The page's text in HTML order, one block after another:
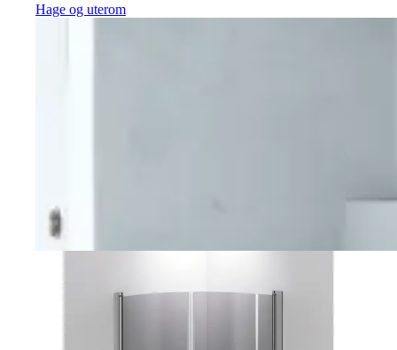
Hage og uterom